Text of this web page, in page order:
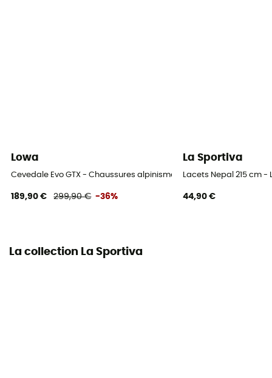
Boa®
Protection thermique
Lowa
Cevedale Evo GTX - Chaussures alpinisme homme
189,90 € 299,90 € -36%
La Sportiva
Lacets Nepal 215 cm
44,90 €
La collection La Sportiva